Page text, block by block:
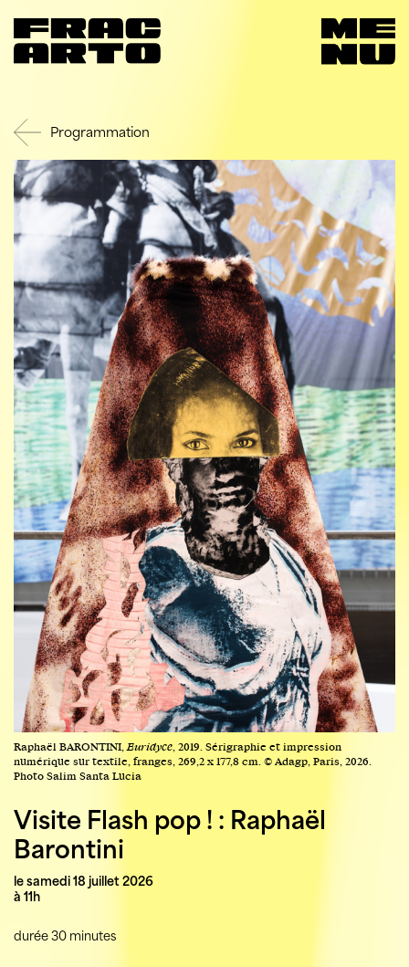
Programmation
Raphaël BARONTINI, Euridyce , 2019. Sérigraphie et impression
numérique sur textile, franges, 269,2 x 177,8 cm. © Adagp, Paris, 2026.
Photo Salim Santa Lucia
Visite Flash pop ! : Raphaël
Barontini
le samedi 18 juillet 2026
à 11h
durée 30 minutes